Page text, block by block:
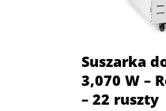
Suszarka
3,070 W –
– 22 ruszty